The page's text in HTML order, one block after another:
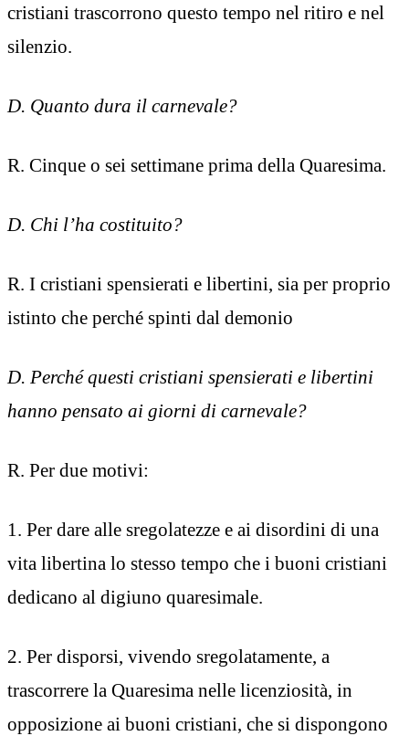
cristiani trascorrono questo tempo nel ritiro e nel
silenzio.
D. Quanto dura il carnevale?
R. Cinque o sei settimane prima della Quaresima.
D. Chi l’ha costituito?
R. I cristiani spensierati e libertini, sia per proprio
istinto che perché spinti dal demonio
D. Perché questi cristiani spensierati e libertini
hanno pensato ai giorni di carnevale?
R. Per due motivi:
1. Per dare alle sregolatezze e ai disordini di una
vita libertina lo stesso tempo che i buoni cristiani
dedicano al digiuno quaresimale.
2. Per disporsi, vivendo sregolatamente, a
trascorrere la Quaresima nelle licenziosità, in
opposizione ai buoni cristiani, che si dispongono